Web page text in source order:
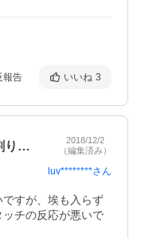
報告 いいね 3
期待していただけに残念・・・割りたくなる
2018/12/2
（編集済み）
luv********さん
すが、埃も入らず
チの反応が悪いで